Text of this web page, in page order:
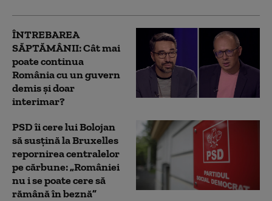
ÎNTREBAREA
SĂPTĂMÂNII: Cât mai
poate continua
România cu un guvern
demis și doar
interimar?
PSD îi cere lui Bolojan
să susțină la Bruxelles
repornirea centralelor
pe cărbune: „României
nu i se poate cere să
rămână în beznă”